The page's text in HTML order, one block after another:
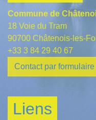
Commune de
18 Voie du Tram
90700 Châtenois-les-
+33 3 84 29 40 67
Contact par formulaire
Liens